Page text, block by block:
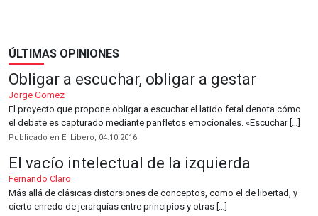
ÚLTIMAS OPINIONES
Obligar a escuchar, obligar a gestar
Jorge Gomez
El proyecto que propone obligar a escuchar el latido fetal denota cómo
el debate es capturado mediante panfletos emocionales. «Escuchar […]
Publicado en El Libero, 04.10.2016
El vacío intelectual de la izquierda
Fernando Claro
Más allá de clásicas distorsiones de conceptos, como el de libertad, y
cierto enredo de jerarquías entre principios y otras […]